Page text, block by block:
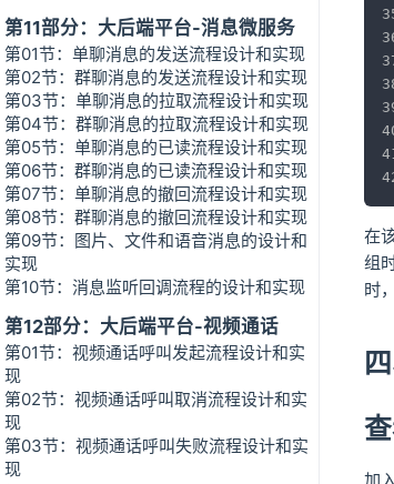
第11部分：大后端平台-消息微服务
第01节：单聊消息的发送流程设计和实现
第02节：群聊消息的发送流程设计和实现
第03节：单聊消息的拉取流程设计和实现
第04节：群聊消息的拉取流程设计和实现
第05节：单聊消息的已读流程设计和实现
第06节：群聊消息的已读流程设计和实现
第07节：单聊消息的撤回流程设计和实现
第08节：群聊消息的撤回流程设计和实现
第09节：图片、文件和语音消息的设计和
实现
第10节：消息监听回调流程的设计和实现
第12部分：大后端平台-视频通话
第01节：视频通话呼叫发起流程设计和实
现
第02节：视频通话呼叫取消流程设计和实
现
第03节：视频通话呼叫失败流程设计和实
现
在
组
时